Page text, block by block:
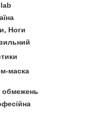
Ноги
маска
обмежень